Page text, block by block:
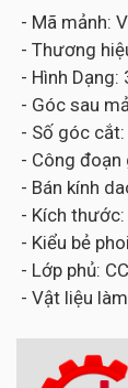
- Mã mảnh:
- Thương
- Hình Dạng:
- Góc sau
- Số góc
- Công
- Bán kính
- Kích
- Kiểu bẻ
- Lớp phủ:
- Vật liệu